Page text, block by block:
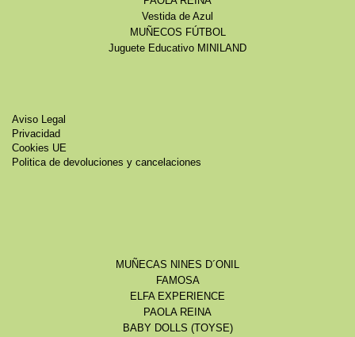
Vestida de Azul
MUÑECOS FÚTBOL
Juguete Educativo MINILAND
Aviso Legal
Privacidad
Cookies UE
Politica de devoluciones y cancelaciones
MUÑECAS NINES D´ONIL
FAMOSA
ELFA EXPERIENCE
PAOLA REINA
BABY DOLLS (TOYSE)